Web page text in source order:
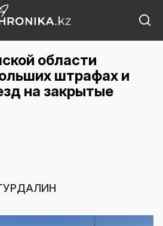
области
штрафах и
на закрытые